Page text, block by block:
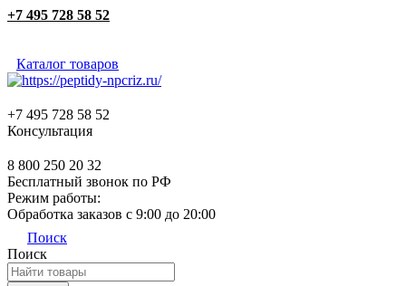
+7 495 728 58 52
Каталог товаров
+7 495 728 58 52
Консультация
8 800 250 20 32
Бесплатный звонок по РФ
Режим работы:
Обработка заказов с 9:00 до 20:00
Поиск
Поиск